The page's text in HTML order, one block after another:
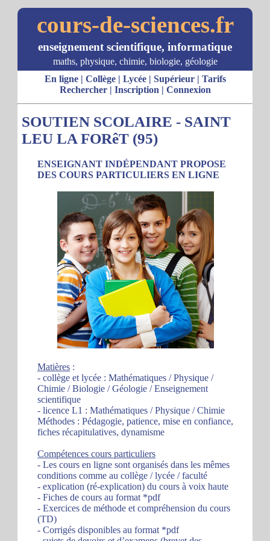
cours-de-sciences.fr
enseignement scientifique, informatique
maths, physique, chimie, biologie, géologie
En ligne| Collège| Lycée| Supérieur| Tarifs
Rechercher| Inscription | Connexion
SOUTIEN SCOLAIRE - SAINT
LEU LA FORêT (95)
ENSEIGNANT INDÉPENDANT PROPOSE
DES COURS PARTICULIERS EN LIGNE
Matières :
- collège et lycée : Mathématiques / Physique /
Chimie / Biologie / Géologie / Enseignement
scientifique
- licence L1 : Mathématiques / Physique / Chimie
Méthodes : Pédagogie, patience, mise en confiance,
fiches récapitulatives, dynamisme
Compétences cours particuliers
- Les cours en ligne sont organisés dans les mêmes
conditions comme au collège / lycée / faculté
- explication (ré-explication) du cours à voix haute
- Fiches de cours au format *pdf
- Exercices de méthode et compréhension du cours
(TD)
- Corrigés disponibles au format *pdf